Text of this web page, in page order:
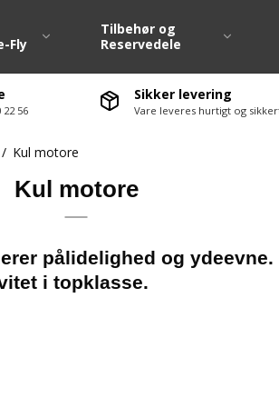
Fly
Tilbehør og
Reservedele
/ Fælge Large Scale
1:10
M-Chassis
Drift
Off Road
Lipo batterier
56
Sikker levering
Vare leveres hurtigt og
/ Kul motore
Kul motore
pålidelighed og
i topklasse.